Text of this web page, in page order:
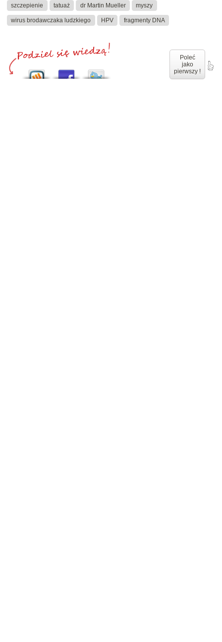
szczepienie tatuaż dr Martin Mueller myszy
wirus brodawczaka ludzkiego HPV fragmenty DNA
Poleć
jako
pierwszy !